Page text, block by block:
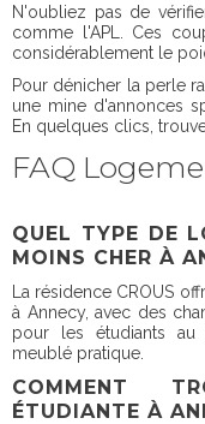
N'oubliez pas de
comme l'APL. Ces
considérablement le
Pour dénicher la perle
une mine d'annonces
En quelques clics,
FAQ
QUEL TYPE DE
MOINS CHER À
La résidence CROUS
à Annecy, avec des
pour les étudiants
meublé pratique.
COMMENT
ÉTUDIANTE À